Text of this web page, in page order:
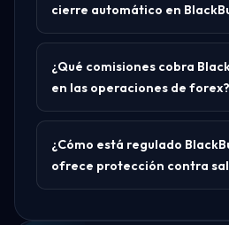
cierre automático en
¿Qué comisiones cobra
en las operaciones de forex?
¿Cómo está regulado
ofrece protección contra